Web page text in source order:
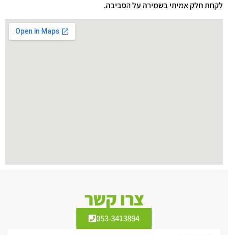
לקחת חלק אמיתי בשמירה על הסביבה.
צרו קשר
053-3413894